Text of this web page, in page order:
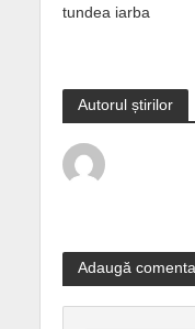
tundea iarba
Autorul știrilor
Adaugă